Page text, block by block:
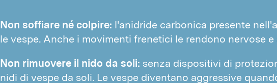
Non soffiare né colpire: l'anidride carbonica presente
le vespe. Anche i movimenti frenetici le rendono nervose e
Non rimuovere il nido da soli: senza dispositivi di
nidi di vespe da soli. Le vespe diventano aggressive